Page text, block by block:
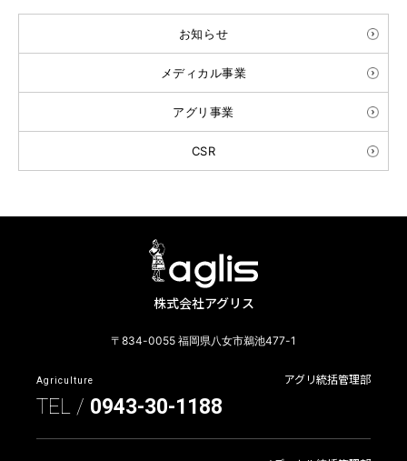
お知らせ
メディカル事業
アグリ事業
CSR
株式会社アグリス
〒834-0055 福岡県八女市鵜池477-1
Agriculture アグリ統括管理部
TEL / 0943-30-1188